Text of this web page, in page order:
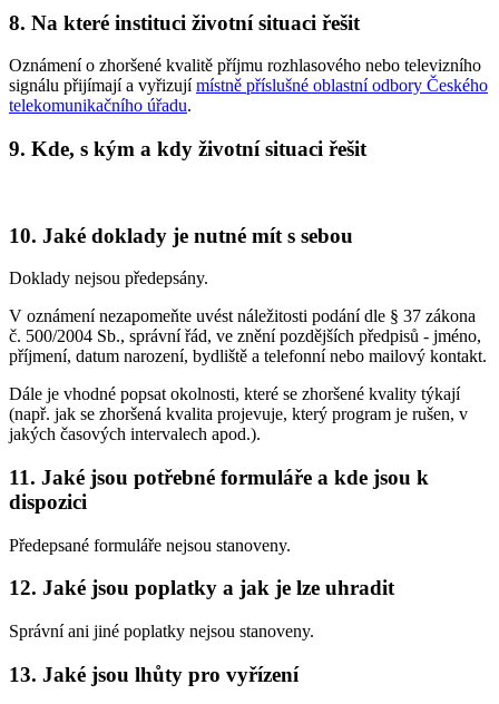
8. Na které instituci životní situaci řešit
Oznámení o zhoršené kvalitě příjmu rozhlasového nebo televizního
signálu přijímají a vyřizujímístně příslušné oblastní odbory Českého
telekomunikačního úřadu.
9. Kde, s kým a kdy životní situaci řešit
10. Jaké doklady je nutné mít s sebou
Doklady nejsou předepsány.
V oznámení nezapomeňte uvést náležitosti podání dle § 37 zákona
č. 500/2004 Sb., správní řád, ve znění pozdějších předpisů - jméno,
příjmení, datum narození, bydliště a telefonní nebo mailový kontakt.
Dále je vhodné popsat okolnosti, které se zhoršené kvality týkají
(např. jak se zhoršená kvalita projevuje, který program je rušen, v
jakých časových intervalech apod.).
11. Jaké jsou potřebné formuláře a kde jsou k
dispozici
Předepsané formuláře nejsou stanoveny.
12. Jaké jsou poplatky a jak je lze uhradit
Správní ani jiné poplatky nejsou stanoveny.
13. Jaké jsou lhůty pro vyřízení